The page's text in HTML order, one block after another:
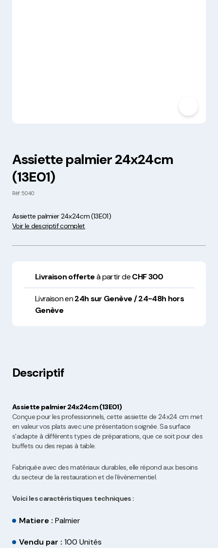
Assiette palmier 24x24cm
(13E01)
Réf 5040
Assiette palmier 24x24cm (13E01)
Voir le descriptif complet
Livraison offerteà partir deCHF 300
Livraison en24h sur Genève / 24-48h hors
Genève
Descriptif
Assiette palmier 24x24cm (13E01)
Conçue pour les professionnels, cette assiette de 24x24 cm met
en valeur vos plats avec une présentation soignée. Sa surface
s'adapte à différents types de préparations, que ce soit pour des
buffets ou des repas à table.
Fabriquée avec des matériaux durables, elle répond aux besoins
du secteur de la restauration et de l'événementiel.
Voici les caractéristiques techniques :
Matiere : Palmier
Vendu par : 100 Unités